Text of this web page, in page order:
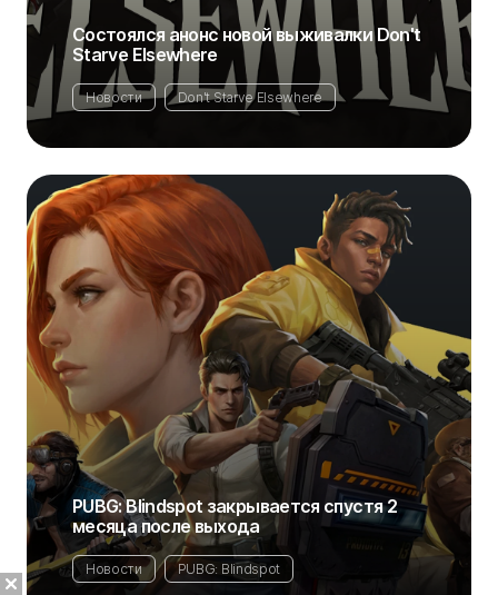
Состоялся анонс новой выживалки Don't
Starve Elsewhere
Новости Don't Starve Elsewhere
PUBG: Blindspot закрывается спустя 2
месяца после выхода
Новости PUBG: Blindspot